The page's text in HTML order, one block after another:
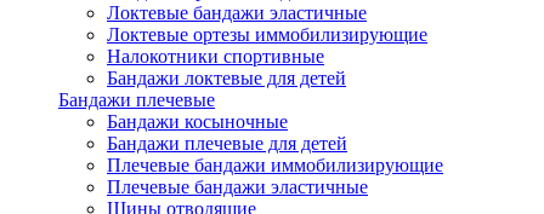
Локтевые бандажи эластичные
Локтевые ортезы иммобилизирующие
Налокотники спортивные
Бандажи локтевые для детей
Бандажи плечевые
Бандажи косыночные
Бандажи плечевые для детей
Плечевые бандажи иммобилизирующие
Плечевые бандажи эластичные
Шины отводящие